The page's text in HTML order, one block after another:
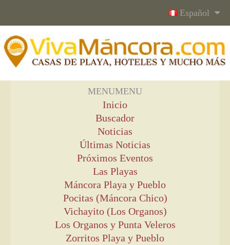
Español
MENUMENU
Inicio
Buscador
Noticias
Últimas Noticias
Próximos Eventos
Las Playas
Máncora Playa y Pueblo
Pocitas (Máncora Chico)
Vichayito (Los Organos)
Los Organos y Punta Veleros
Zorritos Playa y Pueblo